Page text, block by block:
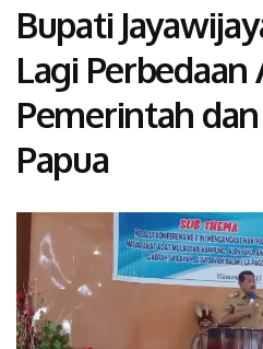
Bupati
Lagi Perbedaan
Pemerintah
Papua